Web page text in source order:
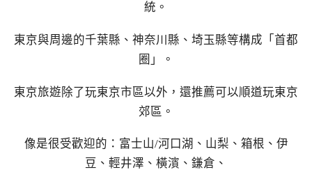
統。
東京與周邊的千葉縣、神奈川縣、埼玉縣等構成「首都
圈」。
東京旅遊除了玩東京市區以外，還推薦可以順道玩東京
郊區。
像是很受歡迎的：富士山/河口湖、山梨、箱根、伊
豆、輕井澤、橫濱、鎌倉、